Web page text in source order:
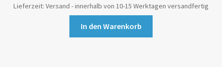
Lieferzeit: Versand - innerhalb von 10-15 Werktagen versandfertig
In den Warenkorb